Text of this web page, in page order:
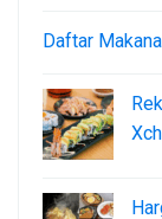
Daftar